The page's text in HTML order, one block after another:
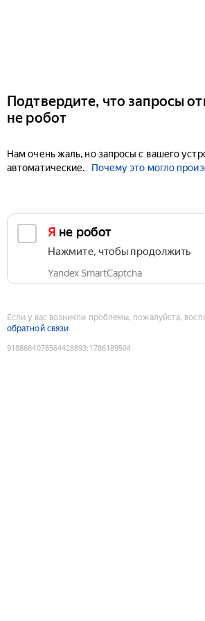
Подтвердите, что запросы
не робот
Нам очень жаль, но запросы с вашего
автоматические.
Почему это могло
Я не робот
Нажмите, чтобы продолжить
Yandex SmartCaptcha
Если у вас возникли проблемы, пожалуйста,
обратной связи
9188684078564428893:1786189504